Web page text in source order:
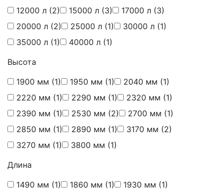
12000 л (2) 15000 л (3) 17000 л (3)
20000 л (2) 25000 л (1) 30000 л (1)
35000 л (1) 40000 л (1)
Высота
1900 мм (1) 1950 мм (1) 2040 мм (1)
2220 мм (1) 2290 мм (1) 2320 мм (1)
2390 мм (1) 2530 мм (2) 2700 мм (1)
2850 мм (1) 2890 мм (1) 3170 мм (2)
3270 мм (1) 3800 мм (1)
Длина
1490 мм (1) 1860 мм (1) 1930 мм (1)